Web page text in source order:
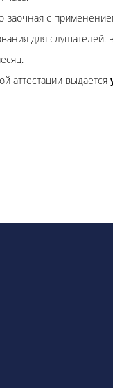
с
для слушателей:
выдается